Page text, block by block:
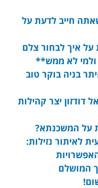
חייב לדעת על
על איך לבחור צלם
ולמי לא ממש**
בניה בוקר טוב
דודזון יצר קהילות
על המשכנתא?
לאיתור נזילות:
המושלם